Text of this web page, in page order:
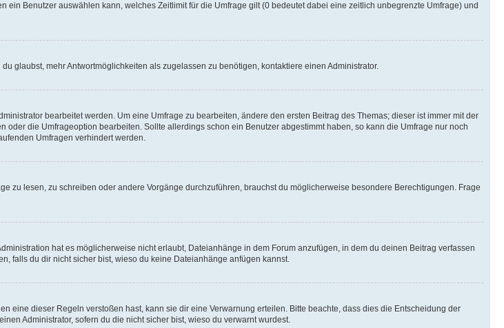
Benutzer auswählen kann, welches Zeitlimit für die Umfrage gilt (0 bedeutet dabei eine zeitlich unbegrenzte Umfrage) und
glaubst, mehr Antwortmöglichkeiten als zugelassen zu benötigen, kontaktiere einen Administrator.
bearbeitet werden. Um eine Umfrage zu bearbeiten, ändere den ersten Beitrag des Themas; dieser ist immer mit der
die Umfrageoption bearbeiten. Sollte allerdings schon ein Benutzer abgestimmt haben, so kann die Umfrage nur noch
Umfragen verhindert werden.
zu lesen, zu schreiben oder andere Vorgänge durchzuführen, brauchst du möglicherweise besondere Berechtigungen. Frage
hat es möglicherweise nicht erlaubt, Dateianhänge in dem Forum anzufügen, in dem du deinen Beitrag verfassen
falls du dir nicht sicher bist, wieso du keine Dateianhänge anfügen kannst.
eine dieser Regeln verstoßen hast, kann sie dir eine Verwarnung erteilen. Bitte beachte, dass dies die Entscheidung der
Administrator, sofern du die nicht sicher bist, wieso du verwarnt wurdest.